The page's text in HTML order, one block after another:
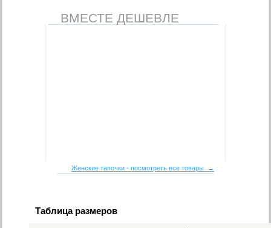
ВМЕСТЕ ДЕШЕВЛЕ
Женские тапочки - посмотреть все товары →
Таблица размеров